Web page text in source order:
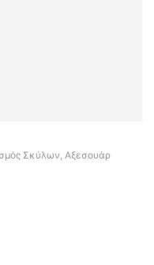
Σκύλων, Αξεσουάρ